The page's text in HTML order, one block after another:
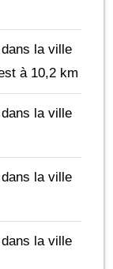
la ville
à 10,2 km
la ville
la ville
la ville